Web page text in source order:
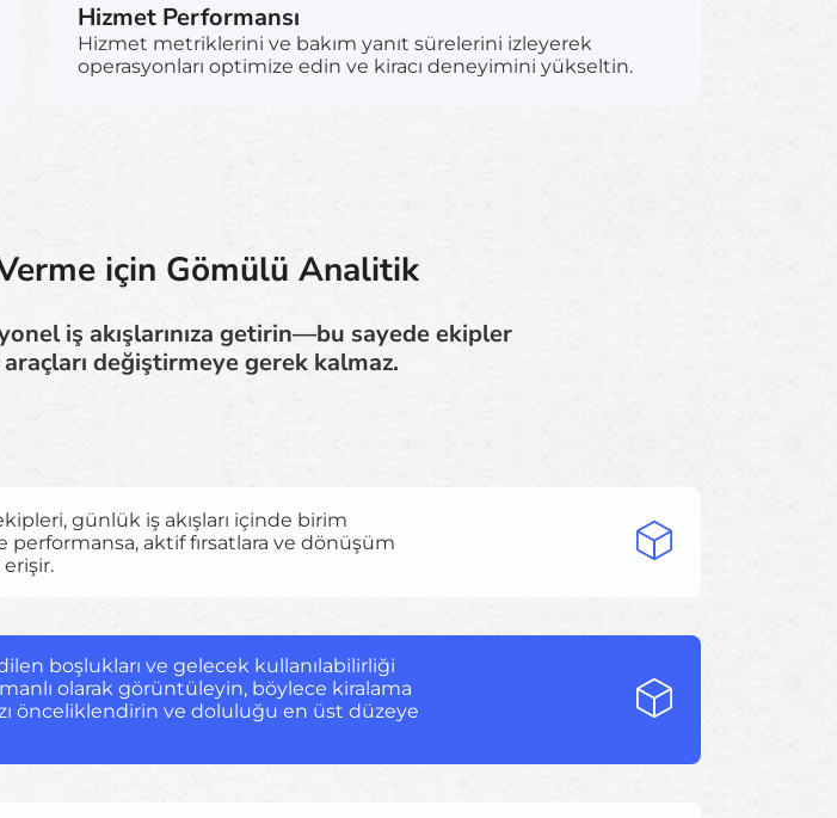
Hizmet Performansı
Hizmet metriklerini ve bakım yanıt sürelerini izleyerek
operasyonları optimize edin ve kiracı deneyimini yükseltin.
için Gömülü Analitik
iş akışlarınıza getirin—bu sayede ekipler
değiştirmeye gerek kalmaz.
günlük iş akışları içinde birim
performansa, aktif fırsatlara ve dönüşüm
erişir.
boşlukları ve gelecek kullanılabilirliği
olarak görüntüleyin, böylece kiralama
önceliklendirin ve doluluğu en üst düzeye